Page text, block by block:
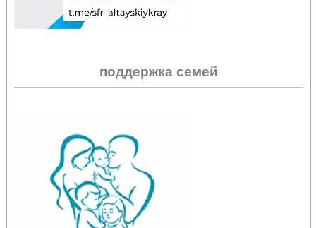
поддержка семей